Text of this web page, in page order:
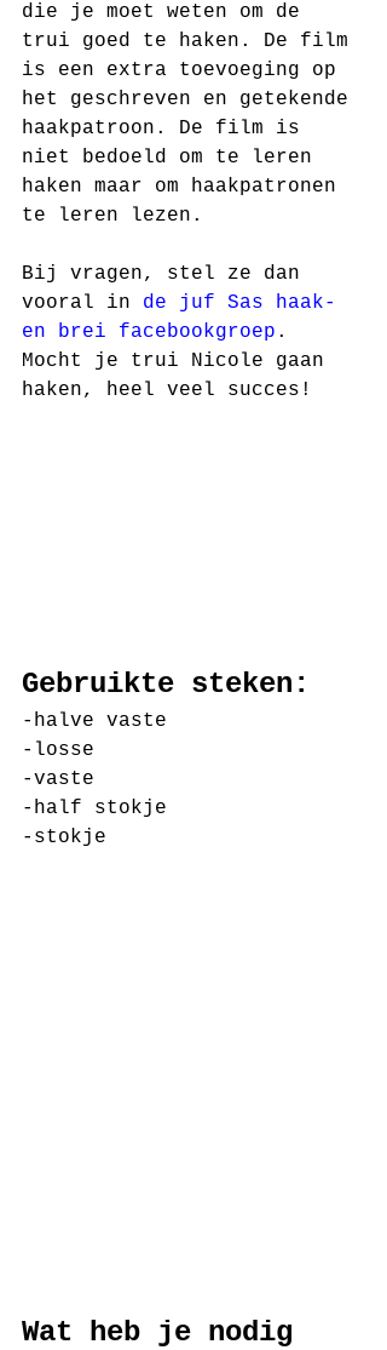
die je moet weten om de
trui goed te haken. De film
is een extra toevoeging op
het geschreven en getekende
haakpatroon. De film is
niet bedoeld om te leren
haken maar om haakpatronen
te leren lezen.
Bij vragen, stel ze dan
vooral in de juf Sas haak-
en brei facebookgroep .
Mocht je trui Nicole gaan
haken, heel veel succes!
Gebruikte steken:
-halve vaste
-losse
-vaste
-half stokje
-stokje
Wat heb je nodig